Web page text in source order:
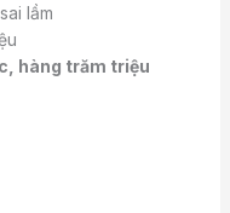
lầm
hàng trăm triệu